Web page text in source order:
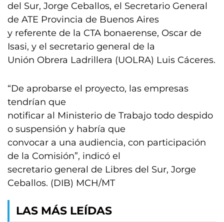
del Sur, Jorge Ceballos, el Secretario General
de ATE Provincia de Buenos Aires
y referente de la CTA bonaerense, Oscar de
Isasi, y el secretario general de la
Unión Obrera Ladrillera (UOLRA) Luis Cáceres.
“De aprobarse el proyecto, las empresas
tendrían que
notificar al Ministerio de Trabajo todo despido
o suspensión y habría que
convocar a una audiencia, con participación
de la Comisión”, indicó el
secretario general de Libres del Sur, Jorge
Ceballos. (DIB) MCH/MT
LAS MÁS LEÍDAS